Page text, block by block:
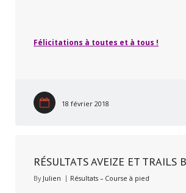
Félicitations à toutes et à tous !
18 février 2018
RÉSULTATS AVEIZE ET TRAILS
By Julien Résultats – Course à pied